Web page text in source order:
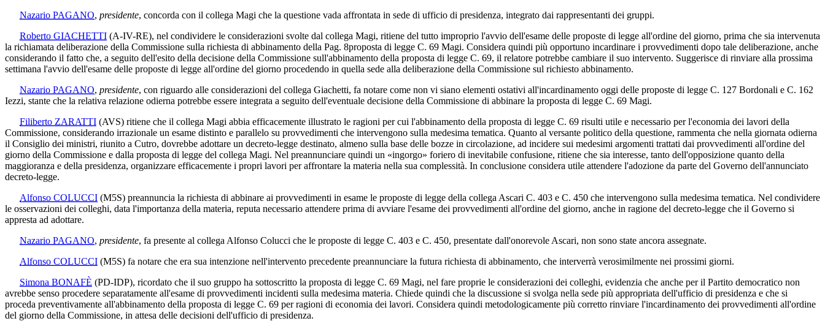
Nazario PAGANO, presidente, concorda con il collega Magi che la questione vada affrontata in sede di ufficio di presidenza, integrato dai rappresentanti dei gruppi.
Roberto GIACHETTI (A-IV-RE), nel condividere le considerazioni svolte dal collega Magi, ritiene del tutto improprio l'avvio dell'esame delle proposte di legge all'ordine del giorno, prima che sia intervenuta
la richiamata deliberazione della Commissione sulla richiesta di abbinamento della Pag. 8proposta di legge C. 69 Magi. Considera quindi più opportuno incardinare i provvedimenti dopo tale deliberazione, anche
considerando il fatto che, a seguito dell'esito della decisione della Commissione sull'abbinamento della proposta di legge C. 69, il relatore potrebbe cambiare il suo intervento. Suggerisce di rinviare alla prossima
settimana l'avvio dell'esame delle proposte di legge all'ordine del giorno procedendo in quella sede alla deliberazione della Commissione sul richiesto abbinamento.
Nazario PAGANO, presidente, con riguardo alle considerazioni del collega Giachetti, fa notare come non vi siano elementi ostativi all'incardinamento oggi delle proposte di legge C. 127 Bordonali e C. 162
Iezzi, stante che la relativa relazione odierna potrebbe essere integrata a seguito dell'eventuale decisione della Commissione di abbinare la proposta di legge C. 69 Magi.
Filiberto ZARATTI (AVS) ritiene che il collega Magi abbia efficacemente illustrato le ragioni per cui l'abbinamento della proposta di legge C. 69 risulti utile e necessario per l'economia dei lavori della
Commissione, considerando irrazionale un esame distinto e parallelo su provvedimenti che intervengono sulla medesima tematica. Quanto al versante politico della questione, rammenta che nella giornata odierna
il Consiglio dei ministri, riunito a Cutro, dovrebbe adottare un decreto-legge destinato, almeno sulla base delle bozze in circolazione, ad incidere sui medesimi argomenti trattati dai provvedimenti all'ordine del
giorno della Commissione e dalla proposta di legge del collega Magi. Nel preannunciare quindi un «ingorgo» foriero di inevitabile confusione, ritiene che sia interesse, tanto dell'opposizione quanto della
maggioranza e della presidenza, organizzare efficacemente i propri lavori per affrontare la materia nella sua complessità. In conclusione considera utile attendere l'adozione da parte del Governo dell'annunciato
decreto-legge.
Alfonso COLUCCI (M5S) preannuncia la richiesta di abbinare ai provvedimenti in esame le proposte di legge della collega Ascari C. 403 e C. 450 che intervengono sulla medesima tematica. Nel condividere
le osservazioni dei colleghi, data l'importanza della materia, reputa necessario attendere prima di avviare l'esame dei provvedimenti all'ordine del giorno, anche in ragione del decreto-legge che il Governo si
appresta ad adottare.
Nazario PAGANO, presidente, fa presente al collega Alfonso Colucci che le proposte di legge C. 403 e C. 450, presentate dall'onorevole Ascari, non sono state ancora assegnate.
Alfonso COLUCCI (M5S) fa notare che era sua intenzione nell'intervento precedente preannunciare la futura richiesta di abbinamento, che interverrà verosimilmente nei prossimi giorni.
Simona BONAFÈ (PD-IDP), ricordato che il suo gruppo ha sottoscritto la proposta di legge C. 69 Magi, nel fare proprie le considerazioni dei colleghi, evidenzia che anche per il Partito democratico non
avrebbe senso procedere separatamente all'esame di provvedimenti incidenti sulla medesima materia. Chiede quindi che la discussione si svolga nella sede più appropriata dell'ufficio di presidenza e che si
proceda preventivamente all'abbinamento della proposta di legge C. 69 per ragioni di economia dei lavori. Considera quindi metodologicamente più corretto rinviare l'incardinamento dei provvedimenti all'ordine
del giorno della Commissione, in attesa delle decisioni dell'ufficio di presidenza.